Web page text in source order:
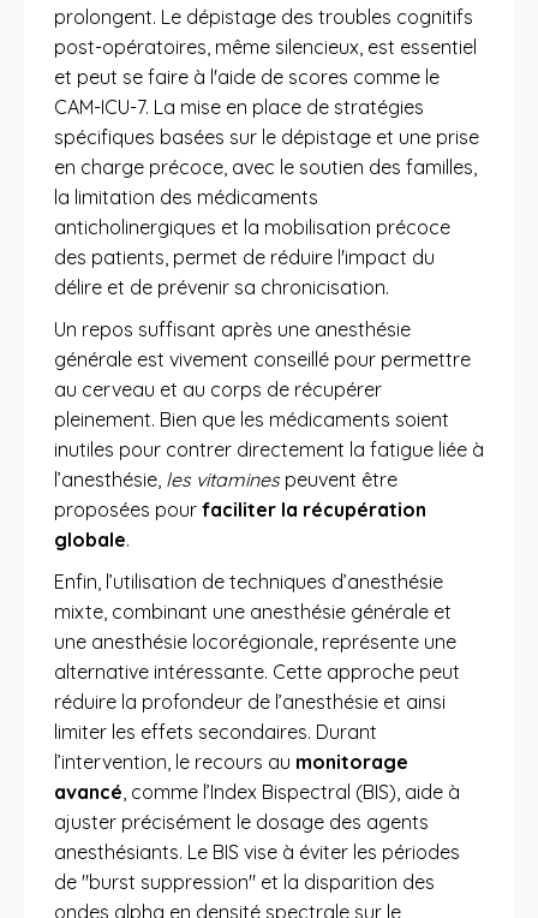
prolongent. Le dépistage des troubles cognitifs
post-opératoires, même silencieux, est essentiel
et peut se faire à l'aide de scores comme le
CAM-ICU-7. La mise en place de stratégies
spécifiques basées sur le dépistage et une prise
en charge précoce, avec le soutien des familles,
la limitation des médicaments
anticholinergiques et la mobilisation précoce
des patients, permet de réduire l'impact du
délire et de prévenir sa chronicisation.
Un repos suffisant après une anesthésie
générale est vivement conseillé pour permettre
au cerveau et au corps de récupérer
pleinement. Bien que les médicaments soient
inutiles pour contrer directement la fatigue liée à
l’anesthésie, les vitaminespeuvent être
proposées pour faciliter la récupération
globale.
Enfin, l’utilisation de techniques d’anesthésie
mixte, combinant une anesthésie générale et
une anesthésie locorégionale, représente une
alternative intéressante. Cette approche peut
réduire la profondeur de l’anesthésie et ainsi
limiter les effets secondaires. Durant
l’intervention, le recours au monitorage
avancé, comme l’Index Bispectral (BIS), aide à
ajuster précisément le dosage des agents
anesthésiants. Le BIS vise à éviter les périodes
de "burst suppression" et la disparition des
ondes alpha en densité spectrale sur le